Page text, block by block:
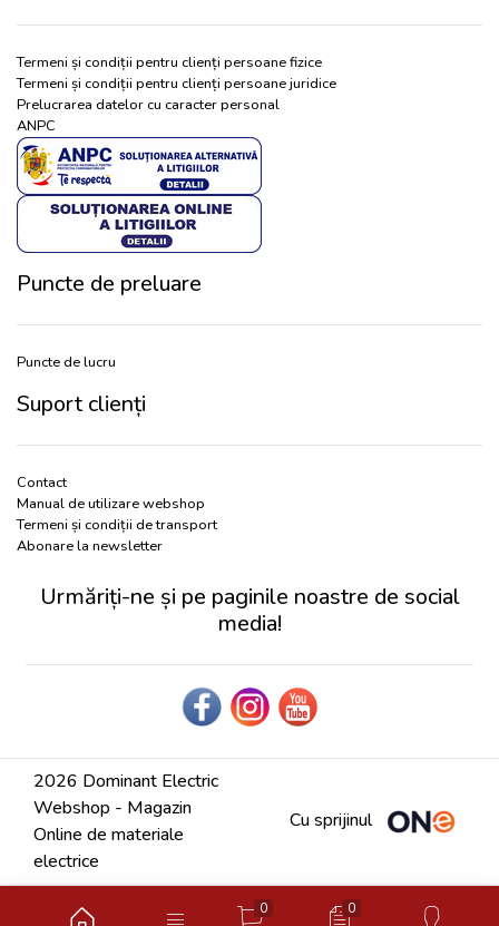
Termeni și condiții pentru clienți persoane fizice
Termeni și condiții pentru clienți persoane juridice
Prelucrarea datelor cu caracter personal
ANPC
Puncte de preluare
Puncte de lucru
Suport clienți
Contact
Manual de utilizare webshop
Termeni și condiții de transport
Abonare la newsletter
Urmăriți-ne și pe paginile noastre de social
media!
2026 Dominant Electric
Webshop - Magazin
Online de materiale
electrice
Cu sprijinul
0 0